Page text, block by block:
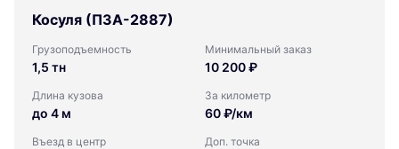
Косуля (ПЗА-2887)
Грузоподъемность
1,5 тн
Минимальный заказ
10 200 ₽
Длина кузова
до 4 м
За километр
60 ₽/км
Въезд в центр Доп. точка